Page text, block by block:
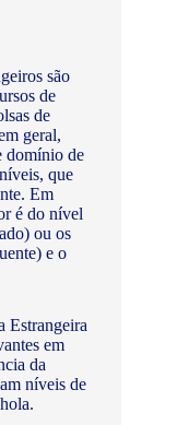
são
de
de
geral,
domínio de
que
Em
é do nível
ou os
e o
Estrangeira
em
da
níveis de